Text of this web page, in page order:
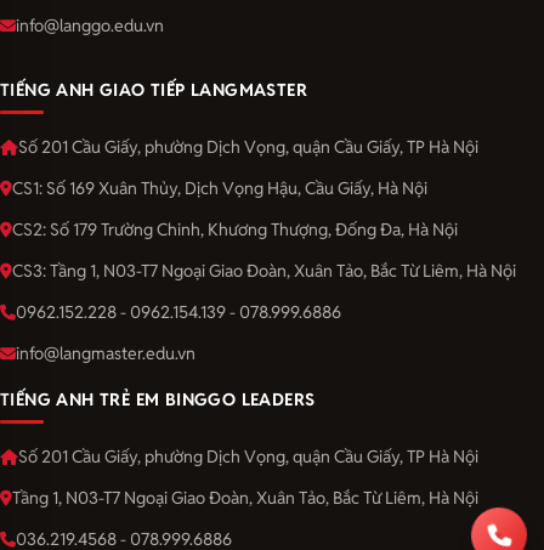
info@langgo.edu.vn
TIẾNG ANH GIAO TIẾP LANGMASTER
Số 201 Cầu Giấy, phường Dịch Vọng, quận Cầu Giấy, TP Hà Nội
CS1: Số 169 Xuân Thủy, Dịch Vọng Hậu, Cầu Giấy, Hà Nội
CS2: Số 179 Trường Chinh, Khương Thượng, Đống Đa, Hà Nội
CS3: Tầng 1, N03-T7 Ngoại Giao Đoàn, Xuân Tảo, Bắc Từ Liêm, Hà Nội
0962.152.228 - 0962.154.139 - 078.999.6886
info@langmaster.edu.vn
TIẾNG ANH TRẺ EM BINGGO LEADERS
Số 201 Cầu Giấy, phường Dịch Vọng, quận Cầu Giấy, TP Hà Nội
Tầng 1, N03-T7 Ngoại Giao Đoàn, Xuân Tảo, Bắc Từ Liêm, Hà Nội
036.219.4568 - 078.999.6886